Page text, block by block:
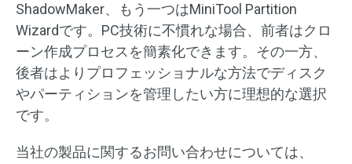
ShadowMaker、もう一つはMiniTool Partition
Wizardです。PC技術に不慣れな場合、前者はクロ
ーン作成プロセスを簡素化できます。その一方、
後者はよりプロフェッショナルな方法でディスク
やパーティションを管理したい方に理想的な選択
です。
当社の製品に関するお問い合わせについては、